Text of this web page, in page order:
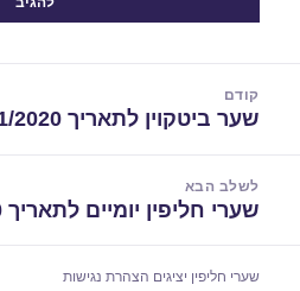
קודם
הפוסט
שער ביטקוין לתאריך 26/01/2020
לשלב הבא
הפוסט
שערי חליפין יומיים לתאריך 27/01/2020
שערי חליפין יציגים הצהרת נגישות